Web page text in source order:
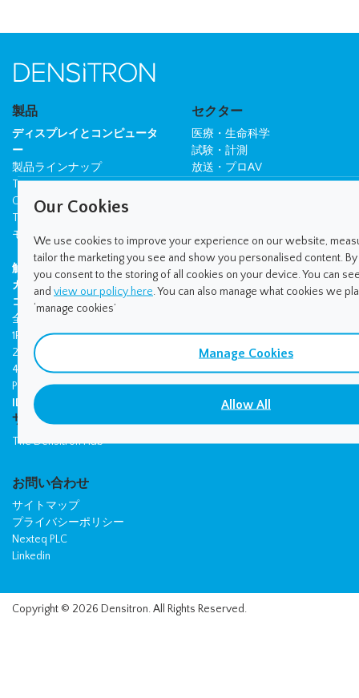
製品
ディスプレイとコンピュータ
ー
製品ラインナップ
TFT ディスプレイ
OLED ディスプレイ
TFT モニター
モノクロ ディスプレイ
触覚技術
カスタムソリューション
コントロールパネル
全製品ラインナップ
1RU
2RU
4RU
ProDeck
IDS コントロール システム
セクター
医療・生命科学
試験・計測
放送・プロAV
産業・自動化
教会礼拝
会社
会社概要
ニュースとイベント
パートナー
採用情報
サポート
The Densitron Hub
お問い合わせ
サイトマップ
プライバシーポリシー
Nexteq PLC
Linkedin
Copyright © 2026 Densitron. All Rights Reserved.
Our Cookies
We use cookies to improve your experience on our website,
tailor the marketing you see and show you personalised content. By
you consent to the storing of all cookies on your device. You can
and view our policy here . You can also manage what cookies we
‘manage cookies’
Manage Cookies
Allow All